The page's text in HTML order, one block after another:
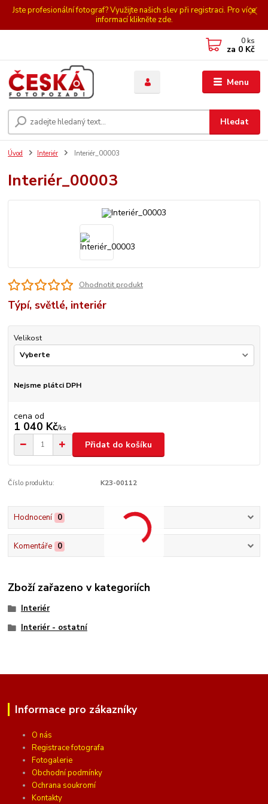
Jste profesionální fotograf? Využijte našich slev při registraci. Pro více
informací klikněte zde.
Menu
Hledat
0 ks
za 0 Kč
Úvod Interiér Interiér_00003
Interiér_00003
Ohodnotit produkt
Týpí, světlé, interiér
Velikost
Nejsme plátci DPH
cena od
1 040 Kč/ks
Přidat do košíku
Číslo produktu: K23-00112
Hodnocení 0
Komentáře 0
Zboží zařazeno v kategoriích
Interiér
Interiér - ostatní
Informace pro zákazníky
O nás
Registrace fotografa
Fotogalerie
Obchodní podmínky
Ochrana soukromí
Kontakty